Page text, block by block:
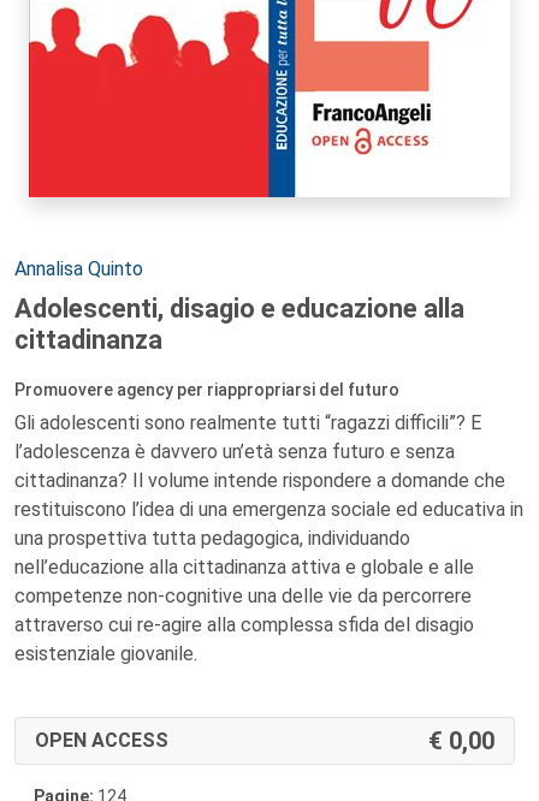
Autori:
Annalisa Quinto
Adolescenti, disagio e educazione alla
cittadinanza
Promuovere agency per riappropriarsi del futuro
Gli adolescenti sono realmente tutti “ragazzi difficili”? E
l’adolescenza è davvero un’età senza futuro e senza
cittadinanza? Il volume intende rispondere a domande che
restituiscono l’idea di una emergenza sociale ed educativa in
una prospettiva tutta pedagogica, individuando
nell’educazione alla cittadinanza attiva e globale e alle
competenze non-cognitive una delle vie da percorrere
attraverso cui re-agire alla complessa sfida del disagio
esistenziale giovanile.
OPEN ACCESS 0,00
Pagine: 124